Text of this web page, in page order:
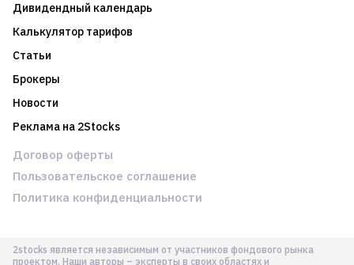
Дивидендный календарь
Калькулятор тарифов
Статьи
Брокеры
Новости
Реклама на 2Stocks
2stocks является независимым от участников фондового рынка
проектом. Наши авторы – эксперты в своих областях и
Договор оферты
Пользовательское соглашение
Политика конфиденциальности